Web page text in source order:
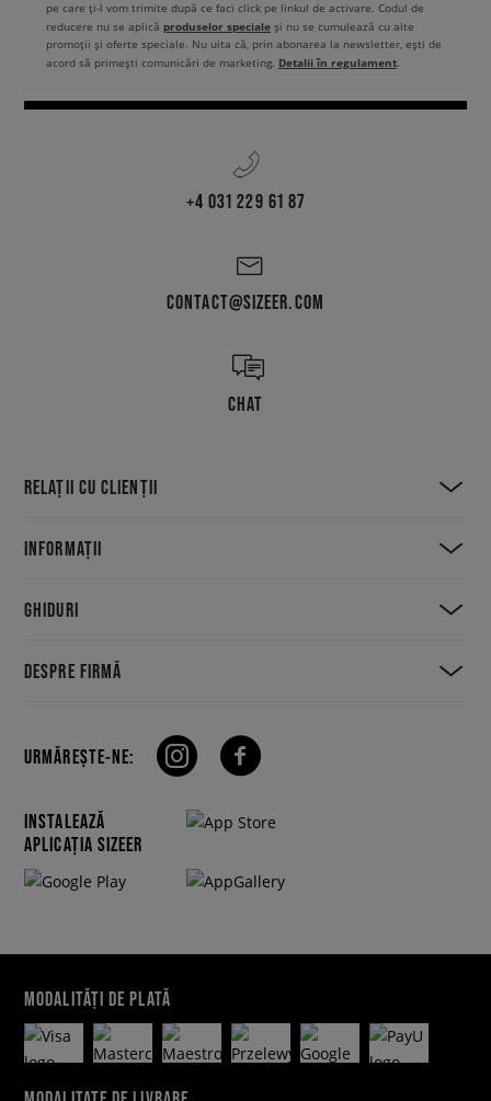
pe care ți-l vom trimite după ce faci click pe linkul de activare. Codul de
reducere nu se aplică produselor speciale și nu se cumulează cu alte
promoții și oferte speciale. Nu uita că, prin abonarea la newsletter, ești de
acord să primești comunicări de marketing. Detalii în regulament.
+4 031 229 61 87
CONTACT@SIZEER.COM
CHAT
RELAȚII CU CLIENȚII
INFORMAȚII
GHIDURI
DESPRE FIRMĂ
URMĂREȘTE-NE:
INSTALEAZĂ
APLICAȚIA SIZEER
MODALITĂȚI DE PLATĂ